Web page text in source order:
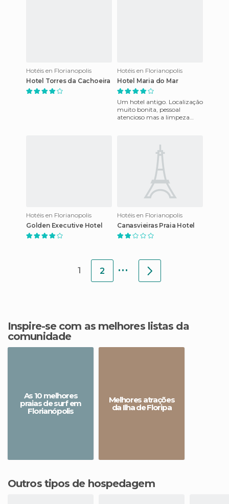
Hotéis en Florianopolis
Hotel Torres da Cachoeira
Hotéis en Florianopolis
Hotel Maria do Mar
Um hotel antigo. Localização
muito bonita, pessoal
atencioso mas a limpeza
Hotéis en Florianopolis
Golden Executive Hotel
Hotéis en Florianopolis
Canasvieiras Praia Hotel
1 2 ...
Inspire-se com as melhores listas da
comunidade
As 10 melhores
praias de surf em
Florianópolis
Melhores atrações
da Ilha de Floripa
Outros tipos de hospedagem